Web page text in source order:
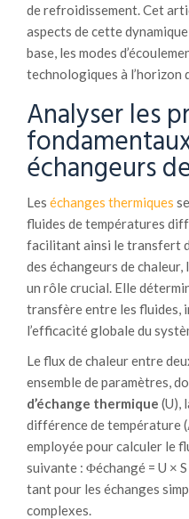
de refroidissement. Cet
aspects de cette
base, les modes
technologiques à l’horizon
Analyser les
échangeurs
Les échanges thermiques
fluides de températures
facilitant ainsi le transfert
des échangeurs de chaleur,
un rôle crucial. Elle
transfère entre les fluides,
l’efficacité globale du
Le flux de chaleur entre
ensemble de paramètres,
d’échange thermique (U),
différence de température
employée pour calculer le
suivante : Φéchangé = U ×
tant pour les échanges
complexes.